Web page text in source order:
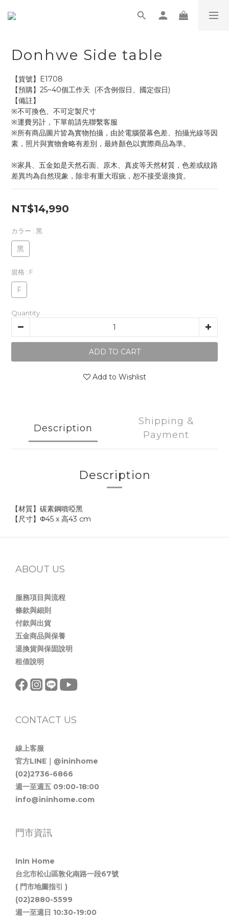
Donhwe Side table
【貨號】E1708
【預購】25~40個工作天  (不含例假日、國定假日)
【備註】
※不可換色、不可定製尺寸
※運費另計，下單前請先聯繫客服
※所有商品圖片皆為實物拍攝，由於電腦螢幕色差、拍攝光線等因
素，照片與實物會略有差別，最終顏色以實際商品為準。
※家具、五金如是天然石面、原木、真皮等天然材質，色差或紋路
差異均為自然現象，除非有重大瑕疵，恕不接受退換貨。
NT$14,990
カラー : 黑
黑
規格 : F
F
Quantity
ADD TO CART
Add to Wishlist
Description
Shipping &
Payment
Description
【材質】碳素鋼噴啞黑
【尺寸】Φ45 x 高43 cm
ABOUT US
服務項目與流程
條款與細則
付款與出貨
五金商品與保養
退換貨與保固說明
租借說明
CONTACT US
線上客服
官方LINE｜@ininhome
(02)2736-6866
週一至週五 09:00-18:00
info@ininhome.com
門市資訊
InIn Home
台北市松山區敦化南路一段67號
( 門市地圖指引 )
(02)2880-5599
週一至週日 10:30-19:00